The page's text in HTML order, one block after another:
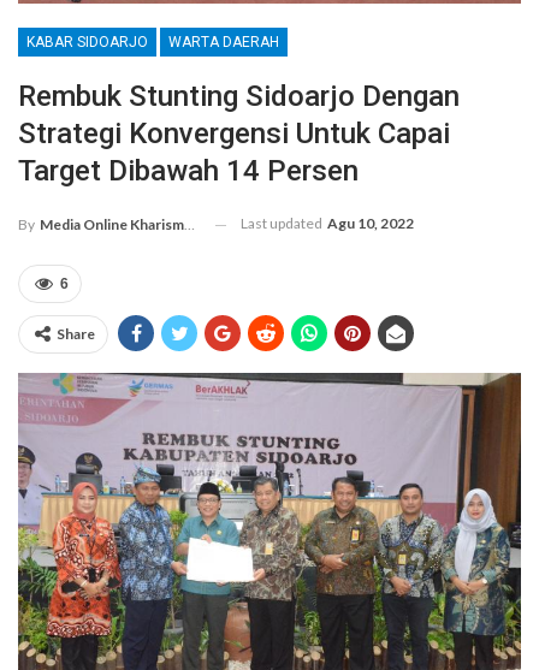
KABAR SIDOARJO WARTA DAERAH
Rembuk Stunting Sidoarjo Dengan
Strategi Konvergensi Untuk Capai
Target Dibawah 14 Persen
By Media Online Kharismanews.id Last updated Agu 10, 2022
6
Share